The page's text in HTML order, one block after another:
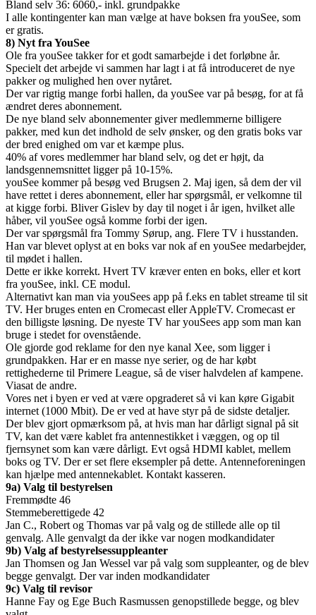
Bland selv 36: 6060,- inkl. grundpakke
I alle kontingenter kan man vælge at have boksen fra youSee, som
er gratis.
8) Nyt fra YouSee
Ole fra youSee takker for et godt samarbejde i det forløbne år.
Specielt det arbejde vi sammen har lagt i at få introduceret de nye
pakker og mulighed hen over nytåret.
Der var rigtig mange forbi hallen, da youSee var på besøg, for at få
ændret deres abonnement.
De nye bland selv abonnementer giver medlemmerne billigere
pakker, med kun det indhold de selv ønsker, og den gratis boks var
der bred enighed om var et kæmpe plus.
40% af vores medlemmer har bland selv, og det er højt, da
landsgennemsnittet ligger på 10-15%.
youSee kommer på besøg ved Brugsen 2. Maj igen, så dem der vil
have rettet i deres abonnement, eller har spørgsmål, er velkomne til
at kigge forbi. Bliver Gislev by day til noget i år igen, hvilket alle
håber, vil youSee også komme forbi der igen.
Der var spørgsmål fra Tommy Sørup, ang. Flere TV i husstanden.
Han var blevet oplyst at en boks var nok af en youSee medarbejder,
til mødet i hallen.
Dette er ikke korrekt. Hvert TV kræver enten en boks, eller et kort
fra youSee, inkl. CE modul.
Alternativt kan man via youSees app på f.eks en tablet streame til sit
TV. Her bruges enten en Cromecast eller AppleTV. Cromecast er
den billigste løsning. De nyeste TV har youSees app som man kan
bruge i stedet for ovenstående.
Ole gjorde god reklame for den nye kanal Xee, som ligger i
grundpakken. Har er en masse nye serier, og de har købt
rettighederne til Primere League, så de viser halvdelen af kampene.
Viasat de andre.
Vores net i byen er ved at være opgraderet så vi kan køre Gigabit
internet (1000 Mbit). De er ved at have styr på de sidste detaljer.
Der blev gjort opmærksom på, at hvis man har dårligt signal på sit
TV, kan det være kablet fra antennestikket i væggen, og op til
fjernsynet som kan være dårligt. Evt også HDMI kablet, mellem
boks og TV. Der er set flere eksempler på dette. Antenneforeningen
kan hjælpe med antennekablet. Kontakt kasseren.
9a) Valg til bestyrelsen
Fremmødte 46
Stemmeberettigede 42
Jan C., Robert og Thomas var på valg og de stillede alle op til
genvalg. Alle genvalgt da der ikke var nogen modkandidater
9b) Valg af bestyrelsessuppleanter
Jan Thomsen og Jan Wessel var på valg som suppleanter, og de blev
begge genvalgt. Der var inden modkandidater
9c) Valg til revisor
Hanne Fay og Ege Buch Rasmussen genopstillede begge, og blev